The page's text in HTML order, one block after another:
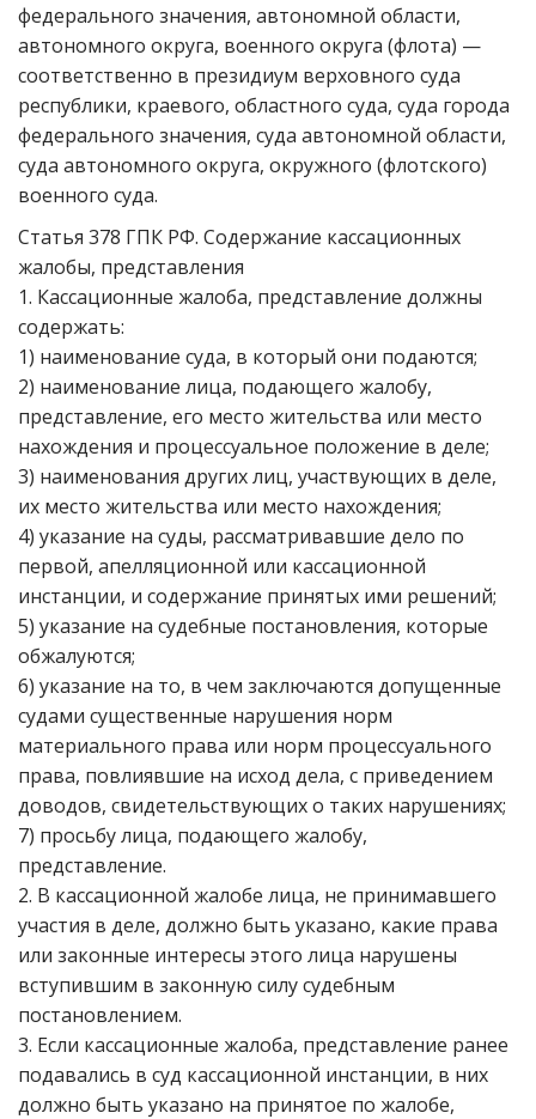
федерального значения, автономной области,
автономного округа, военного округа (флота) —
соответственно в президиум верховного суда
республики, краевого, областного суда, суда города
федерального значения, суда автономной области,
суда автономного округа, окружного (флотского)
военного суда.
Статья 378 ГПК РФ. Содержание кассационных
жалобы, представления
1. Кассационные жалоба, представление должны
содержать:
1) наименование суда, в который они подаются;
2) наименование лица, подающего жалобу,
представление, его место жительства или место
нахождения и процессуальное положение в деле;
3) наименования других лиц, участвующих в деле,
их место жительства или место нахождения;
4) указание на суды, рассматривавшие дело по
первой, апелляционной или кассационной
инстанции, и содержание принятых ими решений;
5) указание на судебные постановления, которые
обжалуются;
6) указание на то, в чем заключаются допущенные
судами существенные нарушения норм
материального права или норм процессуального
права, повлиявшие на исход дела, с приведением
доводов, свидетельствующих о таких нарушениях;
7) просьбу лица, подающего жалобу,
представление.
2. В кассационной жалобе лица, не принимавшего
участия в деле, должно быть указано, какие права
или законные интересы этого лица нарушены
вступившим в законную силу судебным
постановлением.
3. Если кассационные жалоба, представление ранее
подавались в суд кассационной инстанции, в них
должно быть указано на принятое по жалобе,